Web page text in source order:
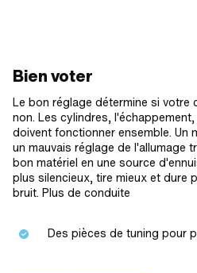
Type de fixation: Connexion enfichable
serrée · Distance entre les trous de
l'entrée: 38 mm · Champ d'application:
Bien voter
Le bon réglage détermine si
non. Les cylindres,
doivent fonctionner ensemble. Un
un mauvais réglage de l'allumage
bon matériel en une source
plus silencieux, tire mieux et dure
bruit. Plus de conduite
Des pièces de tuning pour